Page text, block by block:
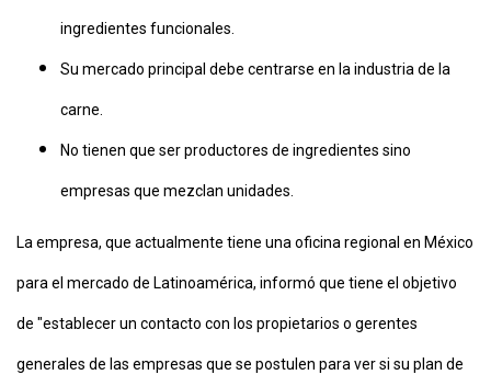
TÉRMINOS
CONDICIONES
MAPA
SITIO
ingredientes funcionales.
Su mercado principal debe centrarse en la industria de la
carne.
No tienen que ser productores de ingredientes sino
empresas que mezclan unidades.
La empresa, que actualmente tiene una oficina regional en México
para el mercado de Latinoamérica, informó que tiene el objetivo
de "establecer un contacto con los propietarios o gerentes
generales de las empresas que se postulen para ver si su plan de